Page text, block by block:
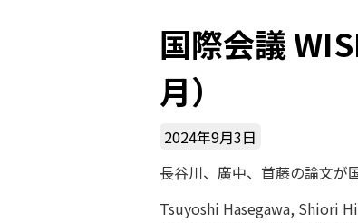
国際会議
月）
2024年9月3日
長谷川、廣中、首藤の論文が
Tsuyoshi Hasegawa, Shiori